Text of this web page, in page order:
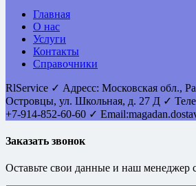
Главная
О нас
Услуги
Контакты
Справочники
RlService ✓ Адресс: Московская обл.,
Островцы, ул. Школьная, д. 27 Д ✓
+7-914-852-60-60 ✓ Email:
Заказать звонок
Оставьте свои данные и наш менеджер